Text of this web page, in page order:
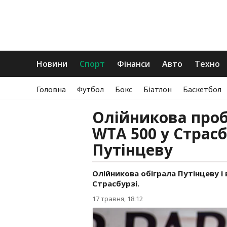
Новини Спорт Фінанси Авто Техно
Головна Футбол Бокс Біатлон Баскетбол
Олійникова
WTA 500 у
Путінцеву
Олійникова обіграла Путінцеву
Страсбурзі.
17 травня, 18:12